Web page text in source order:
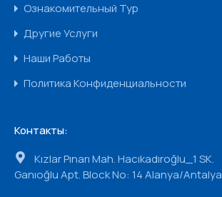
Ознакомительный Тур
Другие Услуги
Наши Работы
Политика Конфиденциальности
Контакты:
Kızlar Pınarı Mah. Hacıkadıroğlu_1 SK.
Ganıoğlu Apt. Block No: 14 Alanya/Antalya